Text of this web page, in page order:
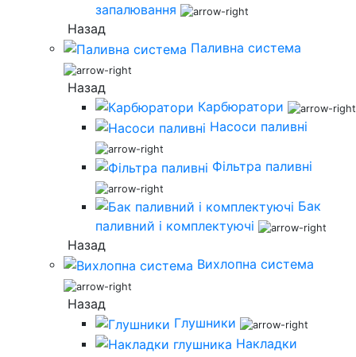
запалювання
Назад
Паливна система
Назад
Карбюратори
Насоси паливні
Фільтра паливні
Бак
паливний і комплектуючі
Назад
Вихлопна система
Назад
Глушники
Накладки